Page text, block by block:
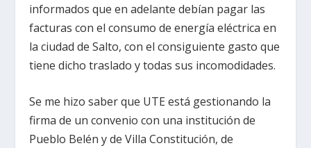
informados que en adelante debían pagar las
facturas con el consumo de energía eléctrica en
la ciudad de Salto, con el consiguiente gasto que
tiene dicho traslado y todas sus incomodidades.
Se me hizo saber que UTE está gestionando la
firma de un convenio con una institución de
Pueblo Belén y de Villa Constitución, de